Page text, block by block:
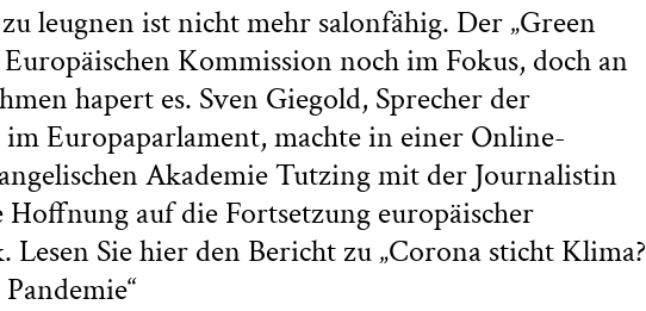
leugnen ist nicht mehr salonfähig. Der „Green
Kommission noch im Fokus, doch an
hapert es. Sven Giegold, Sprecher der
Europaparlament, machte in einer Online-
Akademie Tutzing mit der Journalistin
Hoffnung auf die Fortsetzung europäischer
Sie hier den Bericht zu „Corona sticht Klima?